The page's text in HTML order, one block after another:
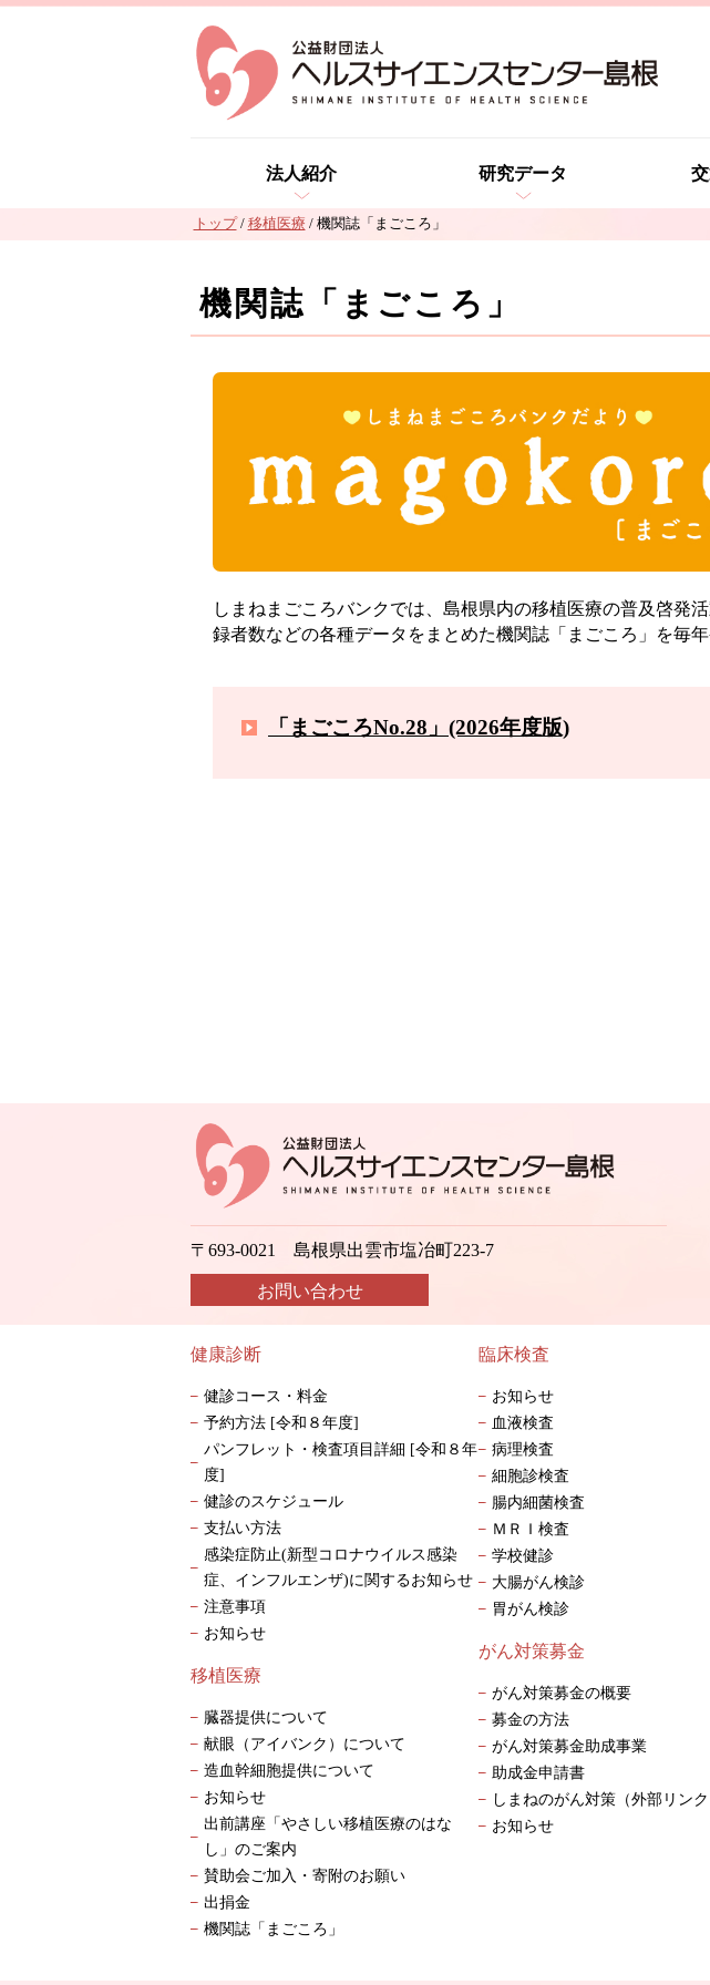
このページの本文へ
法人紹介 研究データ
現
位
トップ/ 移植医療 / 機関誌「まごころ」
機関誌「まごころ」
しまねまごころバンクでは、島根県内の移植医療の普及啓発
録者数などの各種データをまとめた機関誌「まごころ」を毎年
「まごころNo.28」(2026年度版)
〒693-0021 島根県出雲市塩冶町223-7
お問い合わせ
健康診断
健診コース・料金
予約方法 [令和８年度]
パンフレット・検査項目詳細 [令和８年
度]
健診のスケジュール
支払い方法
感染症防止(新型コロナウイルス感染
症、インフルエンザ)に関するお知らせ
注意事項
お知らせ
移植医療
臓器提供について
献眼（アイバンク）について
造血幹細胞提供について
お知らせ
出前講座「やさしい移植医療のはな
し」のご案内
賛助会ご加入・寄附のお願い
出捐金
機関誌「まごころ」
臨床検査
お知らせ
血液検査
病理検査
細胞診検査
腸内細菌検査
ＭＲＩ検査
学校健診
大腸がん検診
胃がん検診
がん対策募金
がん対策募金の概要
募金の方法
がん対策募金助成事業
助成金申請書
しまねのがん対策（外部リンク
お知らせ